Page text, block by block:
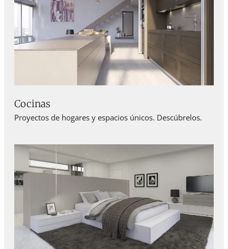
Cocinas
Proyectos de hogares y espacios únicos. Descúbrelos.